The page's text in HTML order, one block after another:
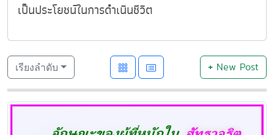
เป็นประโยชน์ในการดำเนินชีวิต
เรียงลำดับ +New Post